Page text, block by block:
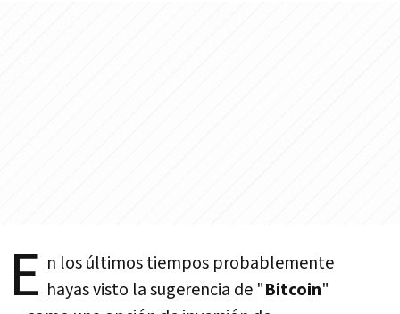
E n los últimos tiempos probablemente
hayas visto la sugerencia de "Bitcoin"